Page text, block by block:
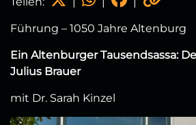
Führung – 1050 Jahre Altenburg
Ein Altenburger Tausendsassa:
Julius Brauer
mit Dr. Sarah Kinzel